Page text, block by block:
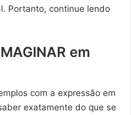
Portanto, continue lendo
em
com a expressão em
exatamente do que se